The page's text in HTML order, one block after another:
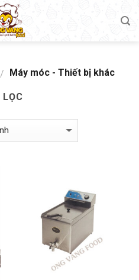
/ Máy móc - Thiết bị khác
LỌC